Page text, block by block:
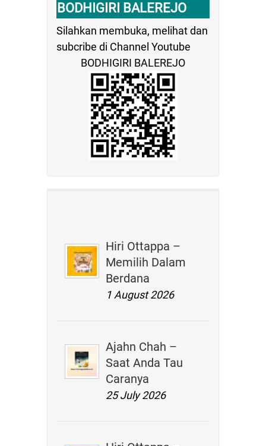
BODHIGIRI BALEREJO
Silahkan membuka, melihat dan
subcribe di Channel Youtube
BODHIGIRI BALEREJO
Hiri Ottappa –
Memilih Dalam
Berdana
1 August 2026
Ajahn Chah –
Saat Anda Tau
Caranya
25 July 2026